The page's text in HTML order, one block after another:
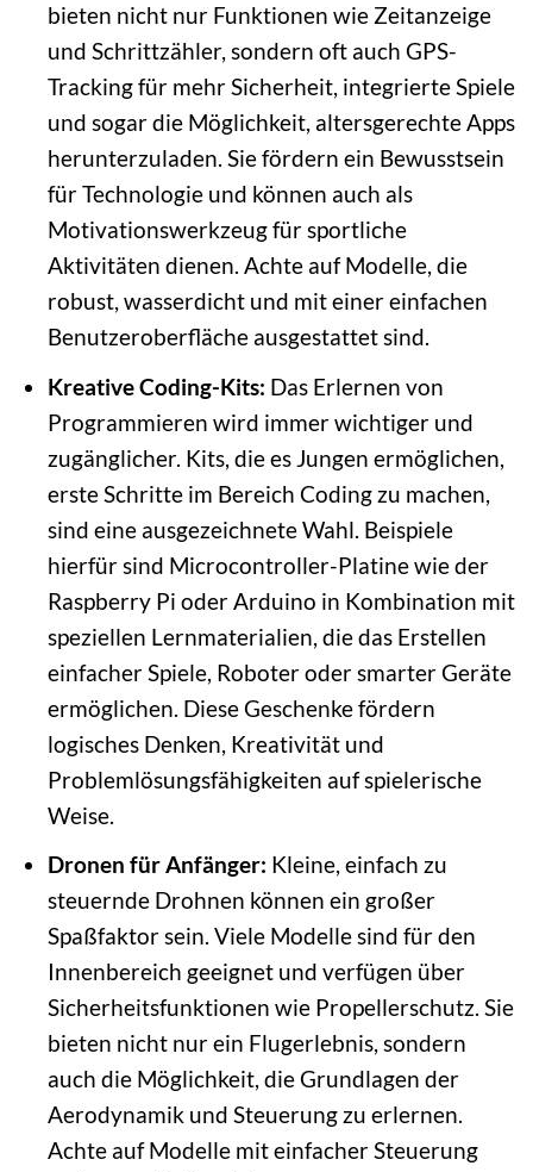
bieten nicht nur Funktionen wie Zeitanzeige
und Schrittzähler, sondern oft auch GPS-
Tracking für mehr Sicherheit, integrierte Spiele
und sogar die Möglichkeit, altersgerechte Apps
herunterzuladen. Sie fördern ein Bewusstsein
für Technologie und können auch als
Motivationswerkzeug für sportliche
Aktivitäten dienen. Achte auf Modelle, die
robust, wasserdicht und mit einer einfachen
Benutzeroberfläche ausgestattet sind.
Kreative Coding-Kits: Das Erlernen von
Programmieren wird immer wichtiger und
zugänglicher. Kits, die es Jungen ermöglichen,
erste Schritte im Bereich Coding zu machen,
sind eine ausgezeichnete Wahl. Beispiele
hierfür sind Microcontroller-Platine wie der
Raspberry Pi oder Arduino in Kombination mit
speziellen Lernmaterialien, die das Erstellen
einfacher Spiele, Roboter oder smarter Geräte
ermöglichen. Diese Geschenke fördern
logisches Denken, Kreativität und
Problemlösungsfähigkeiten auf spielerische
Weise.
Dronen für Anfänger: Kleine, einfach zu
steuernde Drohnen können ein großer
Spaßfaktor sein. Viele Modelle sind für den
Innenbereich geeignet und verfügen über
Sicherheitsfunktionen wie Propellerschutz. Sie
bieten nicht nur ein Flugerlebnis, sondern
auch die Möglichkeit, die Grundlagen der
Aerodynamik und Steuerung zu erlernen.
Achte auf Modelle mit einfacher Steuerung